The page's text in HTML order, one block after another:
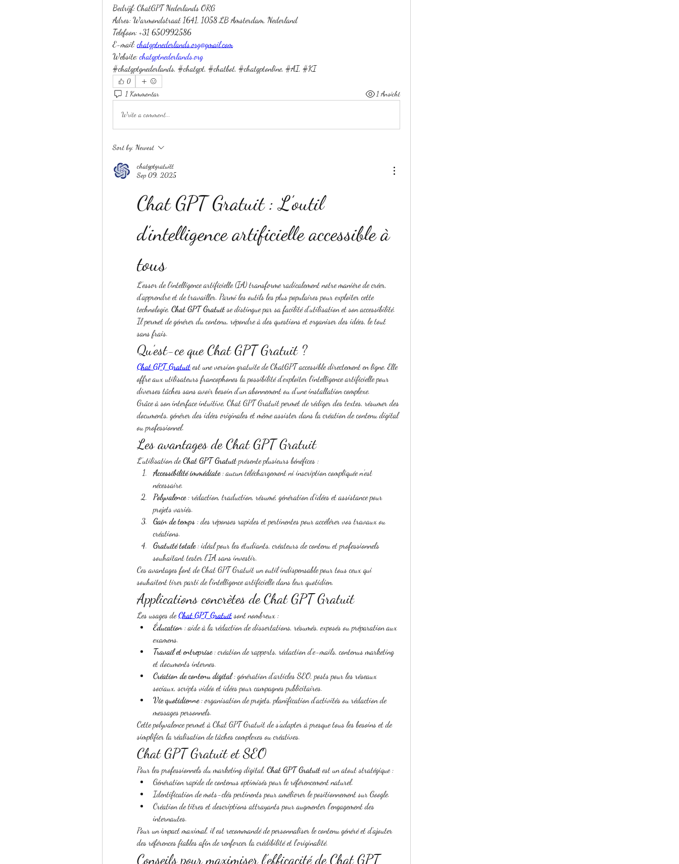
Bedrijf: ChatGPT Nederlands ORG
Adres: Warmondstraat 1641, 1058 LB Amsterdam, Nederland
Telefoon: +31 650992586
E-mail: chatgptnederlands.org@gmail.com
Website: chatgptnederlands.org
#chatgptgnederlands, #chatgpt, #chatbot, #chatgptonline, #AI, #KI
0
1 Kommentar 1 Ansicht
Write a comment...
Sort by: Newest
chatgptgratuitt
Sep 09, 2025
Chat GPT Gratuit : L’outil
d’intelligence artificielle accessible à
tous
L’essor de l’intelligence artificielle (IA) transforme radicalement notre manière de créer,
d’apprendre et de travailler. Parmi les outils les plus populaires pour exploiter cette
technologie, Chat GPT Gratuit se distingue par sa facilité d’utilisation et son accessibilité.
Il permet de générer du contenu, répondre à des questions et organiser des idées, le tout
sans frais.
Qu’est-ce que Chat GPT Gratuit ?
Chat GPT Gratuit est une version gratuite de ChatGPT accessible directement en ligne. Elle
offre aux utilisateurs francophones la possibilité d’exploiter l’intelligence artificielle pour
diverses tâches sans avoir besoin d’un abonnement ou d’une installation complexe.
Grâce à son interface intuitive, Chat GPT Gratuit permet de rédiger des textes, résumer des
documents, générer des idées originales et même assister dans la création de contenu digital
ou professionnel.
Les avantages de Chat GPT Gratuit
L’utilisation de Chat GPT Gratuit présente plusieurs bénéfices :
Accessibilité immédiate : aucun téléchargement ni inscription compliquée n’est
nécessaire.
Polyvalence : rédaction, traduction, résumé, génération d’idées et assistance pour
projets variés.
Gain de temps : des réponses rapides et pertinentes pour accélérer vos travaux ou
créations.
Gratuité totale : idéal pour les étudiants, créateurs de contenu et professionnels
souhaitant tester l’IA sans investir.
Ces avantages font de Chat GPT Gratuit un outil indispensable pour tous ceux qui
souhaitent tirer parti de l’intelligence artificielle dans leur quotidien.
Applications concrètes de Chat GPT Gratuit
Les usages de Chat GPT Gratuit sont nombreux :
Éducation : aide à la rédaction de dissertations, résumés, exposés ou préparation aux
examens.
Travail et entreprise : création de rapports, rédaction d’e-mails, contenus marketing
et documents internes.
Création de contenu digital : génération d’articles SEO, posts pour les réseaux
sociaux, scripts vidéo et idées pour campagnes publicitaires.
Vie quotidienne : organisation de projets, planification d’activités ou rédaction de
messages personnels.
Cette polyvalence permet à Chat GPT Gratuit de s’adapter à presque tous les besoins et de
simplifier la réalisation de tâches complexes ou créatives.
Chat GPT Gratuit et SEO
Pour les professionnels du marketing digital, Chat GPT Gratuit est un atout stratégique :
Génération rapide de contenus optimisés pour le référencement naturel.
Identification de mots-clés pertinents pour améliorer le positionnement sur Google.
Création de titres et descriptions attrayants pour augmenter l’engagement des
internautes.
Pour un impact maximal, il est recommandé de personnaliser le contenu généré et d’ajouter
des références fiables afin de renforcer la crédibilité et l’originalité.
Conseils pour maximiser l’efficacité de Chat GPT